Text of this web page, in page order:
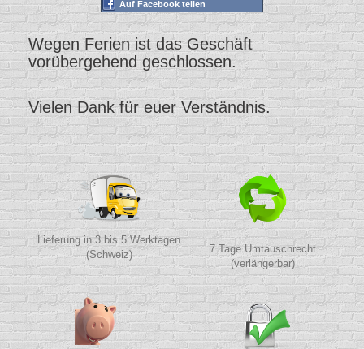
Auf Facebook teilen
Wegen Ferien ist das Geschäft
vorübergehend geschlossen.
Vielen Dank für euer Verständnis.
Lieferung in 3 bis 5 Werktagen
(Schweiz)
7 Tage Umtauschrecht
(verlängerbar)